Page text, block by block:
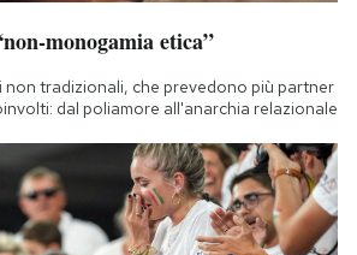
monogamia etica”
non tradizionali, che prevedono più partner
dal poliamore all'anarchia relazionale